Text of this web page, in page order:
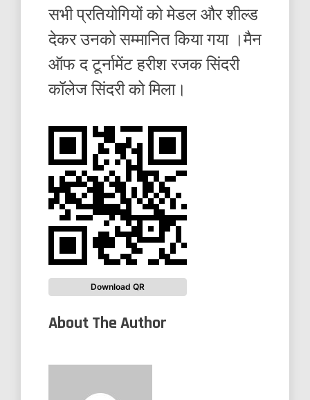
सभी प्रतियोगियों को मेडल और शील्ड
देकर उनको सम्मानित किया गया ।मैन
ऑफ द टूर्नामेंट हरीश रजक सिंदरी
कॉलेज सिंदरी को मिला।
Download QR
About The Author